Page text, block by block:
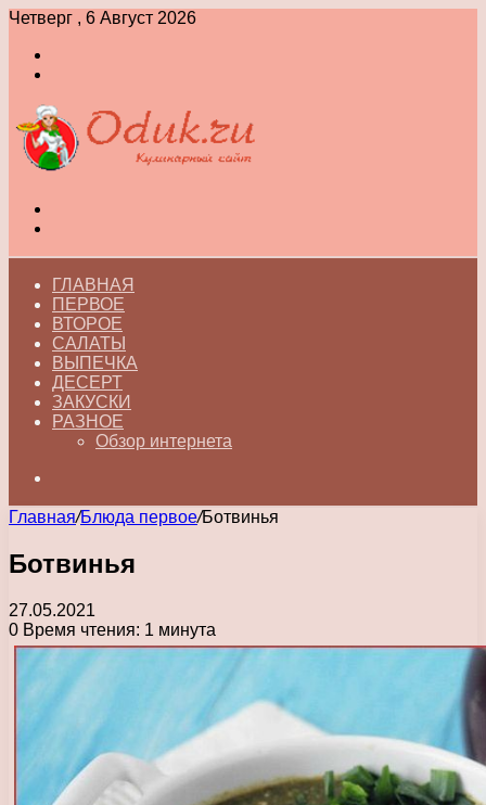
Четверг , 6 Август 2026
ГЛАВНАЯ
ПЕРВОЕ
ВТОРОЕ
САЛАТЫ
ВЫПЕЧКА
ДЕСЕРТ
ЗАКУСКИ
РАЗНОЕ
Обзор интернета
Главная/Блюда первое/Ботвинья
Ботвинья
27.05.2021
0 Время чтения: 1 минута